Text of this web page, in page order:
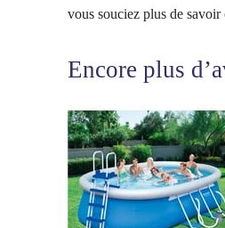
vous souciez plus de
Encore plus